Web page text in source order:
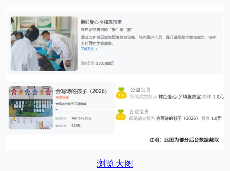
浏览大图